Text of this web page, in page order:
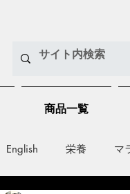
商品一覧
English 栄養 マ